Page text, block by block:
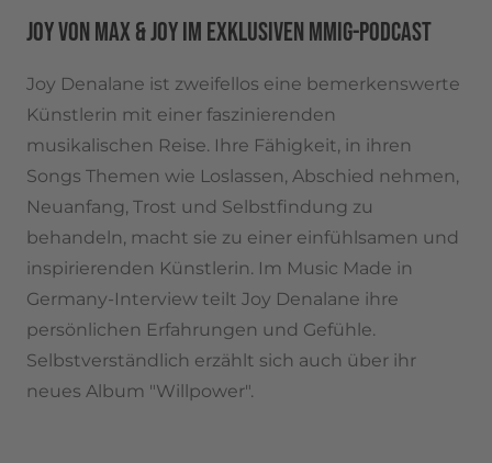
JOY VON MAX & JOY IM EXKLUSIVEN MMIG-PODCAST
Joy Denalane ist zweifellos eine bemerkenswerte
Künstlerin mit einer faszinierenden
musikalischen Reise. Ihre Fähigkeit, in ihren
Songs Themen wie Loslassen, Abschied nehmen,
Neuanfang, Trost und Selbstfindung zu
behandeln, macht sie zu einer einfühlsamen und
inspirierenden Künstlerin. Im Music Made in
Germany-Interview teilt Joy Denalane ihre
persönlichen Erfahrungen und Gefühle.
Selbstverständlich erzählt sich auch über ihr
neues Album "Willpower".